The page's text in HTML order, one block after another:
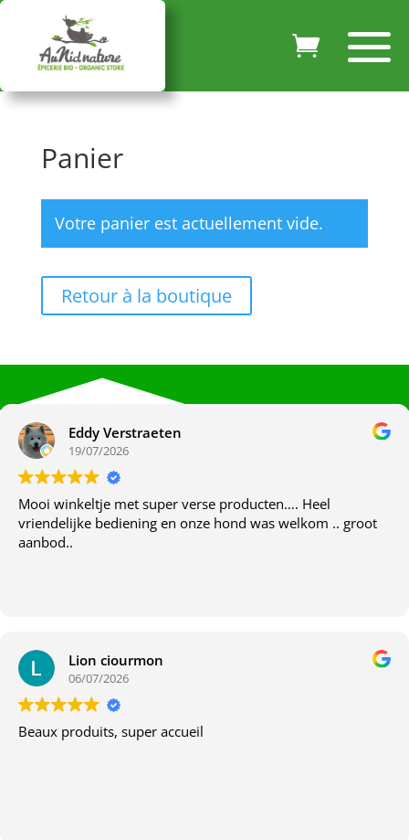
Panier
Votre panier est actuellement vide.
Retour à la boutique
Eddy Verstraeten
19/07/2026
Mooi winkeltje met super verse producten…. Heel
vriendelijke bediening en onze hond was welkom .. groot
aanbod..
Lion ciourmon
06/07/2026
Beaux produits, super accueil